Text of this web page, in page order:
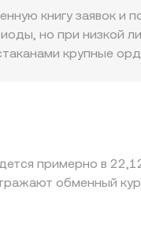
на AMM-
а крупные свопы
отражает
пары.
книгу заявок и
но при низкой
крупные
если USDT
стремится
и нагрузка на
примерно в
обменный